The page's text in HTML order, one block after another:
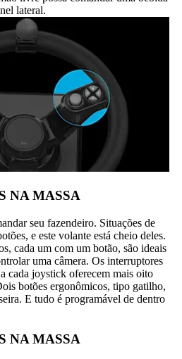
lateral.
NA MASSA
seu fazendeiro. Situações de
e este volante está cheio deles.
cada um com um botão, são ideais
uma câmera. Os interruptores
cada joystick oferecem mais oito
botões ergonômicos, tipo gatilho,
E tudo é programável de dentro
NA MASSA